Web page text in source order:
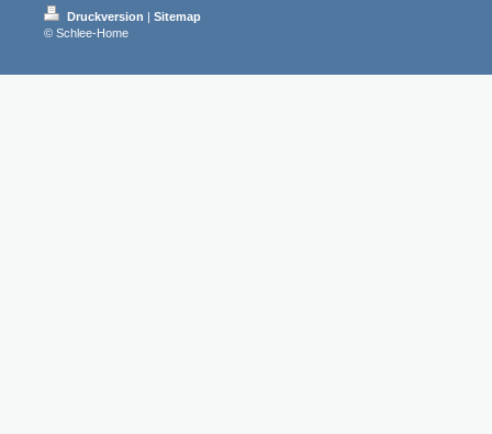
Druckversion
Sitemap
© Schlee-Home